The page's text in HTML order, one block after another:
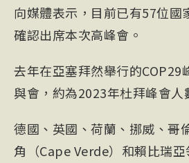
向媒體表示，目前已有57位國
確認出席本次高峰會。
去年在亞塞拜然舉行的COP29
與會，約為2023年杜拜峰會人
德國、英國、荷蘭、挪威、哥
角（Cape Verde）和賴比瑞